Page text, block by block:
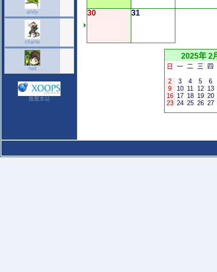
andy
charlie
neil
推薦本站
30 31
2025年 2
日 一 二 三 四
2 3 4 5
6
9
10 11 12 13
16 17 18 19 20
23 24 25 26 27